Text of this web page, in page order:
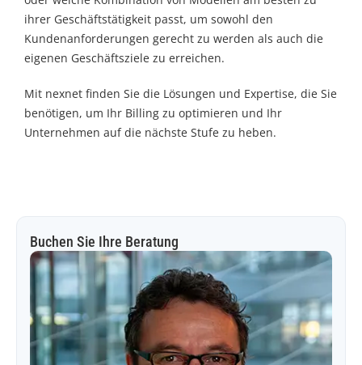
ihrer Geschäftstätigkeit passt, um sowohl den
Kundenanforderungen gerecht zu werden als auch die
eigenen Geschäftsziele zu erreichen.
Mit nexnet finden Sie die Lösungen und Expertise, die Sie
benötigen, um Ihr Billing zu optimieren und Ihr
Unternehmen auf die nächste Stufe zu heben.
Buchen Sie Ihre Beratung